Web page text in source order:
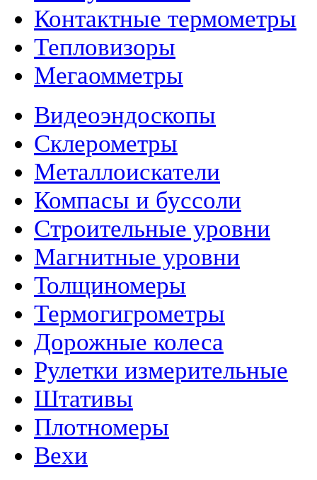
Контактные термометры
Тепловизоры
Мегаомметры
Видеоэндоскопы
Склерометры
Металлоискатели
Компасы и буссоли
Строительные уровни
Магнитные уровни
Толщиномеры
Термогигрометры
Дорожные колеса
Рулетки измерительные
Штативы
Плотномеры
Вехи